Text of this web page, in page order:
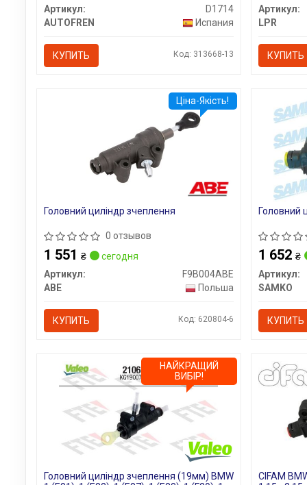
Артикул:
D1714
AUTOFREN
Испания
КУПИТЬ Код: 313668-13
Артикул:
LPR
КУПИТЬ
Головний циліндр зчеплення
0 отзывов
1 551 ₴
сегодня
Артикул:
F9B004ABE
ABE
Польша
КУПИТЬ Код: 620804-6
Ціна-Якість!
Головний
1 652 ₴
Артикул:
SAMKO
КУПИТЬ
Головний циліндр зчеплення (19мм) BMW
НАЙКРАЩИЙ
ВИБІР!
CIFAM